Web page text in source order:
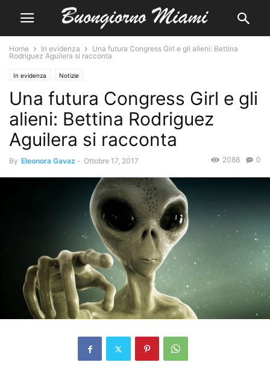
Home In evidenza
Una futura Congress Girl e gli alieni: Bettina
Rodriguez Aguilera si racconta
In evidenza Notizie
Una futura Congress Girl e gli
alieni: Bettina Rodriguez
Aguilera si racconta
By Eleonora Gavaz - Ottobre 17, 2017 0
2088